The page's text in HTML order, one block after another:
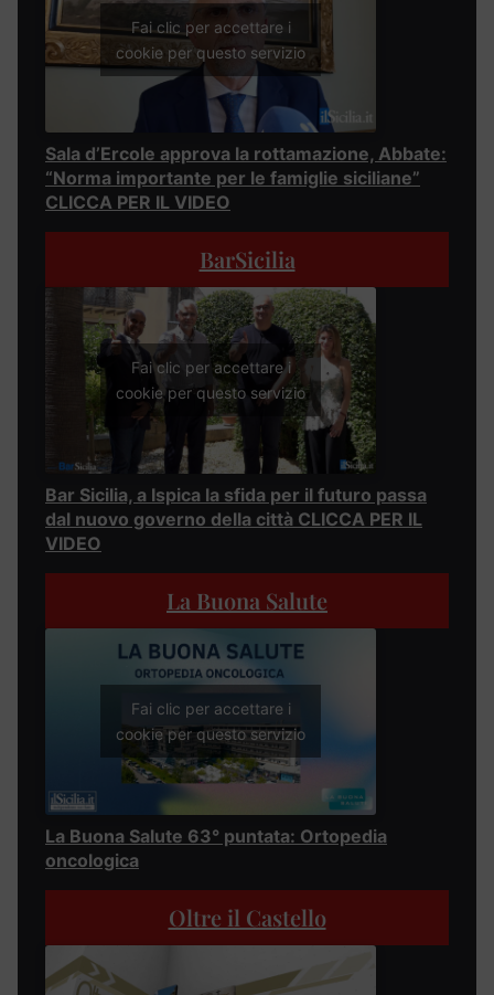
Fai clic per accettare i
cookie per questo servizio
Sala d’Ercole approva la rottamazione, Abbate:
“Norma importante per le famiglie siciliane”
CLICCA PER IL VIDEO
BarSicilia
Fai clic per accettare i
cookie per questo servizio
Bar Sicilia, a Ispica la sfida per il futuro passa
dal nuovo governo della città CLICCA PER IL
VIDEO
La Buona Salute
Fai clic per accettare i
cookie per questo servizio
La Buona Salute 63° puntata: Ortopedia
oncologica
Oltre il Castello